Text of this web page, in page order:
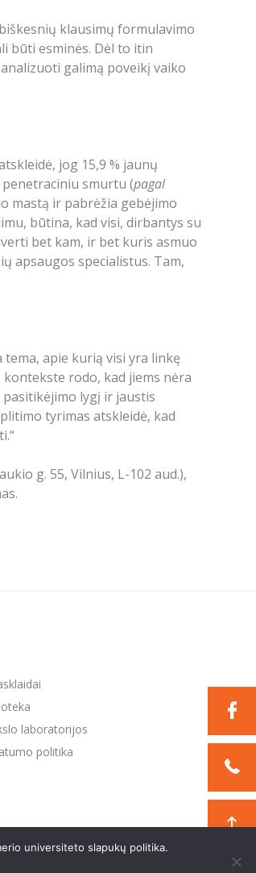
klausimų formulavimo
būti esminės. Dėl to itin
galimą poveikį vaiko
jog 15,9 % jaunų
smurtu (pagal
mastą ir pabrėžia gebėjimo
būtina, kad visi, dirbantys su
bet kam, ir bet kuris asmuo
apsaugos specialistus. Tam,
apie kurią visi yra linkę
rodo, kad jiems nėra
lygį ir jaustis
tyrimas atskleidė, kad
g. 55, Vilnius, L-102 aud.),
laboratorijos
politika
universiteto slapukų politika.